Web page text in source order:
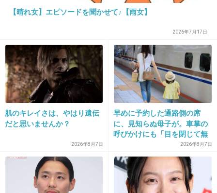
私は日本酒～(*´▽｀*)
アイス。
+9
【晴れ女】エピソードを聞かせて♪【雨女】
2026年7月17日
肌のキレイさは、やはり遺伝
だと思いませんか？
2026年8月7日
早めに予約した通路側の席
に、見知らぬ母子が。車掌の
呼びかけにも「目を閉じて無
視」して居座られました。無
理やり奪われた席は、結局“や
ったもん勝ち”になってしまう
のでしょうか？
2026年8月7日